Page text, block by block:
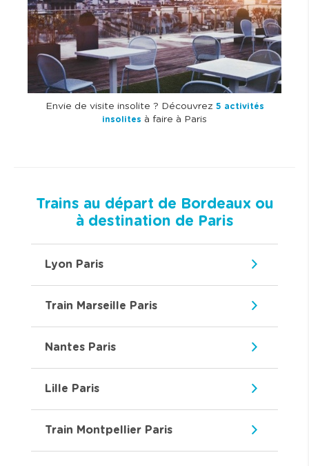
Envie de visite insolite ? Découvrez 5 activités
insolites à faire à Paris
Trains au départ de Bordeaux ou
à destination de Paris
Lyon Paris
Train Marseille Paris
Nantes Paris
Lille Paris
Train Montpellier Paris